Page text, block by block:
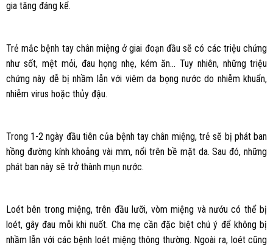
gia tăng đáng kể.
Trẻ mắc bệnh tay chân miệng ở giai đoạn đầu sẽ có các triệu chứng
như sốt, mệt mỏi, đau họng nhẹ, kém ăn… Tuy nhiên, những triệu
chứng này dễ bị nhầm lẫn với viêm da bọng nước do nhiễm khuẩn,
nhiễm virus hoặc thủy đậu.
Trong 1-2 ngày đầu tiên của bệnh tay chân miệng, trẻ sẽ bị phát ban
hồng đường kính khoảng vài mm, nổi trên bề mặt da. Sau đó, những
phát ban này sẽ trở thành mụn nước.
Loét bên trong miệng, trên đầu lưỡi, vòm miệng và nướu có thể bị
loét, gây đau mỗi khi nuốt. Cha mẹ cần đặc biệt chú ý để không bị
nhầm lẫn với các bệnh loét miệng thông thường. Ngoài ra, loét cũng